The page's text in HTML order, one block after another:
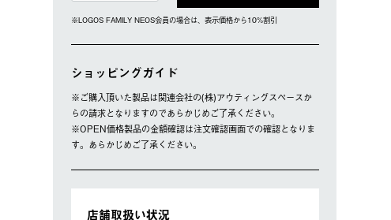
※LOGOS FAMILY NEOS会員の場合は、表⽰価格から10%割引
ショッピングガイド
※ご購⼊頂いた製品は関連会社の(株)アウティングスペースか
らの請求となりますのであらかじめご了承ください。
※OPEN価格製品の⾦額確認は注⽂確認画⾯での確認となりま
す。あらかじめご了承ください。
店舗取扱い状況